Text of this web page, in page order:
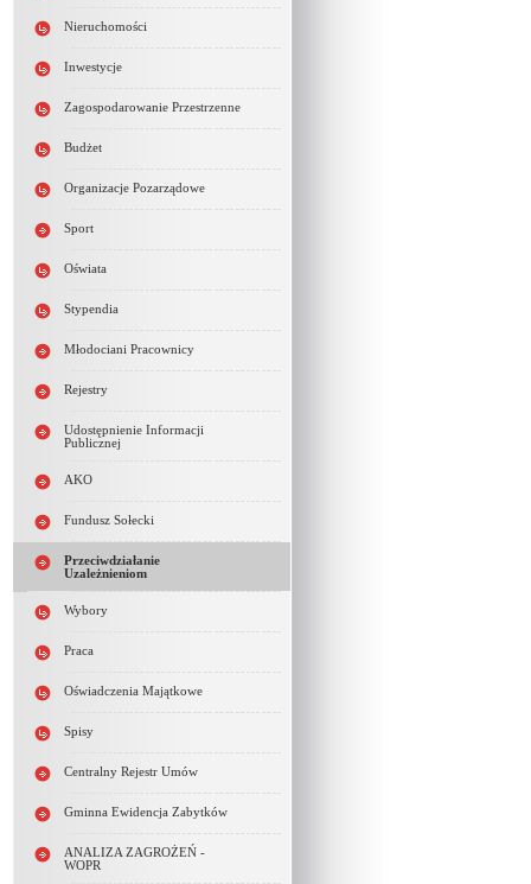
Nieruchomości
Inwestycje
Zagospodarowanie Przestrzenne
Budżet
Organizacje Pozarządowe
Sport
Oświata
Stypendia
Młodociani Pracownicy
Rejestry
Udostępnienie Informacji
Publicznej
AKO
Fundusz Sołecki
Przeciwdziałanie
Uzależnieniom
Wybory
Praca
Oświadczenia Majątkowe
Spisy
Centralny Rejestr Umów
Gminna Ewidencja Zabytków
ANALIZA ZAGROŻEŃ -
WOPR